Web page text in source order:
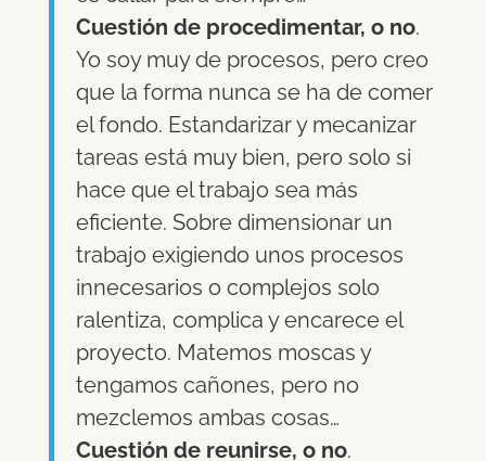
Cuestión de procedimentar, o no.
Yo soy muy de procesos, pero creo
que la forma nunca se ha de comer
el fondo. Estandarizar y mecanizar
tareas está muy bien, pero solo si
hace que el trabajo sea más
eficiente. Sobre dimensionar un
trabajo exigiendo unos procesos
innecesarios o complejos solo
ralentiza, complica y encarece el
proyecto. Matemos moscas y
tengamos cañones, pero no
mezclemos ambas cosas…
Cuestión de reunirse, o no.